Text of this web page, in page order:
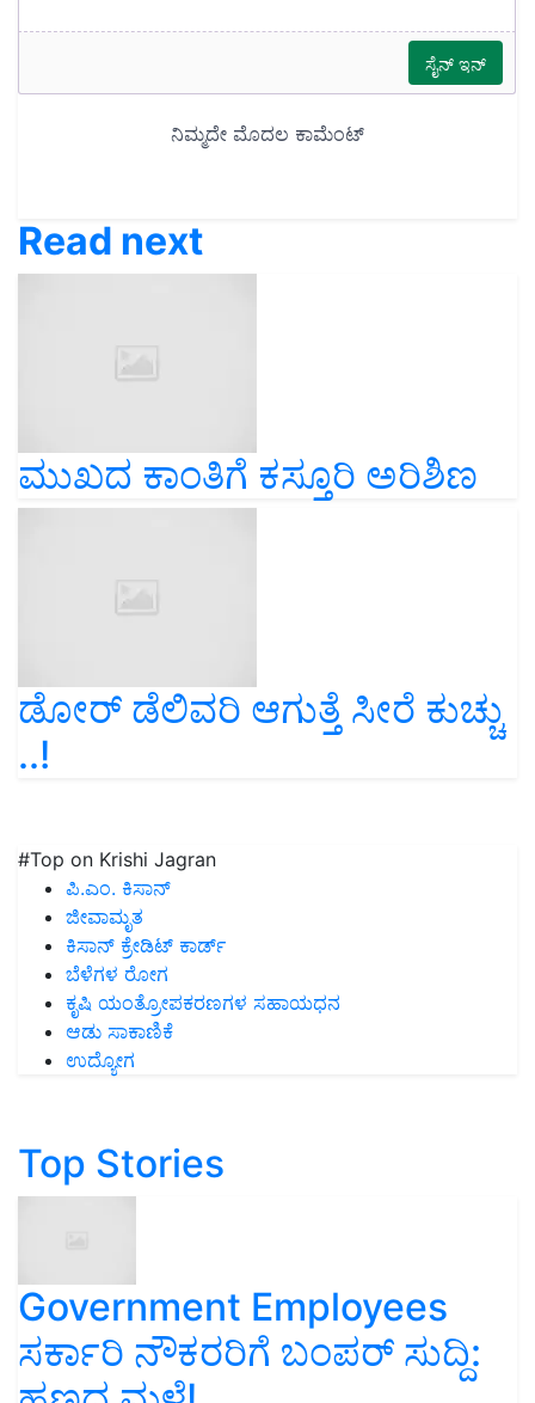
Read next
ಮುಖದ ಕಾಂತಿಗೆ ಕಸ್ತೂರಿ ಅರಿಶಿಣ
ಡೋರ್‍ ಡೆಲಿವರಿ ಆಗುತ್ತೆ ಸೀರೆ ಕುಚ್ಚು
..!
#Top on Krishi Jagran
ಪಿ.ಎಂ. ಕಿಸಾನ್
ಜೀವಾಮೃತ
ಕಿಸಾನ್ ಕ್ರೇಡಿಟ್ ಕಾರ್ಡ್
ಬೆಳೆಗಳ ರೋಗ
ಕೃಷಿ ಯಂತ್ರೋಪಕರಣಗಳ ಸಹಾಯಧನ
ಆಡು ಸಾಕಾಣಿಕೆ
ಉದ್ಯೋಗ
Top Stories
Government Employees
ಸರ್ಕಾರಿ ನೌಕರರಿಗೆ ಬಂಪರ್‌ ಸುದ್ದಿ: